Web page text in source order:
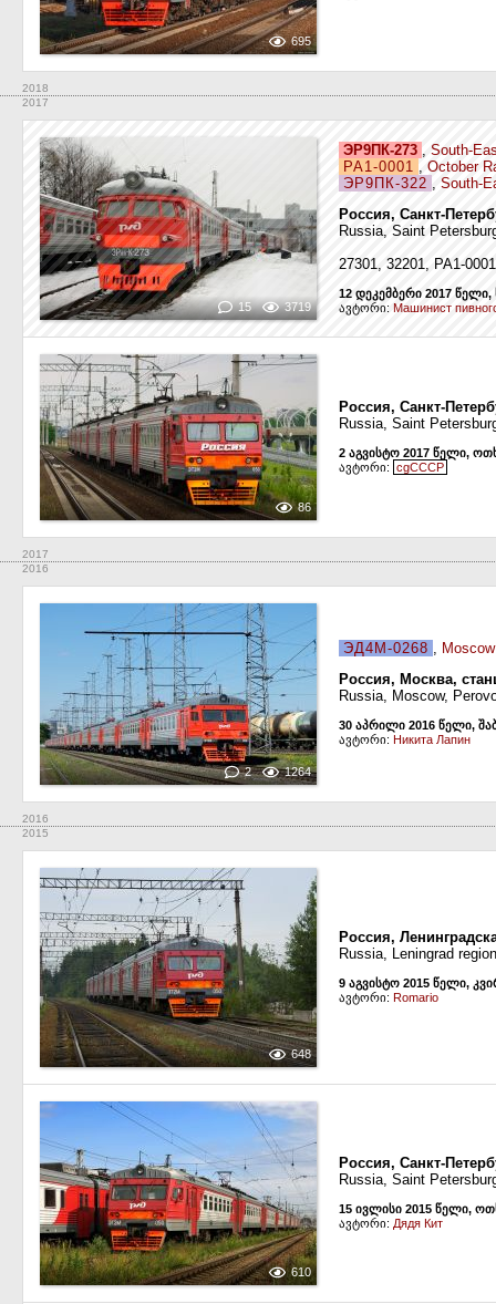
695
2018
2017
15 3719
ЭР9ПК-273 , South-
РА1-0001 , October
ЭР9ПК-322 , South-
Россия, Санкт-
Russia, Saint
27301, 32201, РА1-
12 დეკემბერი 2017 წელი,
ავტორი: Машинист
86
Россия, Санкт-
Russia, Saint
2 აგვისტო 2017 წელი,
ავტორი: cgCCCP
2017
2016
2 1264
ЭД4М-0268 ,
Россия, Москва,
Russia, Moscow,
30 აპრილი 2016 წელი,
ავტორი: Никита Лапин
2016
2015
648
Россия,
Russia, Leningrad
9 აგვისტო 2015 წელი,
ავტორი: Romario
610
Россия, Санкт-
Russia, Saint
15 ივლისი 2015 წელი,
ავტორი: Дядя Кит